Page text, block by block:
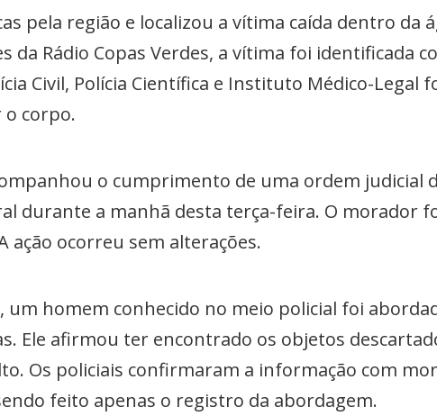
pela região e localizou a vítima caída dentro da
da Rádio Copas Verdes, a vítima foi identificada
Civil, Polícia Científica e Instituto Médico-Legal
o corpo.
o cumprimento de uma ordem judicial
durante a manhã desta terça-feira. O morador
ação ocorreu sem alterações.
um homem conhecido no meio policial foi
Ele afirmou ter encontrado os objetos
Os policiais confirmaram a informação com
feito apenas o registro da abordagem.